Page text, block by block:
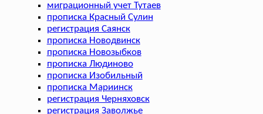
миграционный учет Тутаев
прописка Красный Сулин
регистрация Саянск
прописка Новодвинск
прописка Новозыбков
прописка Людиново
прописка Изобильный
прописка Мариинск
регистрация Черняховск
регистрация Заволжье